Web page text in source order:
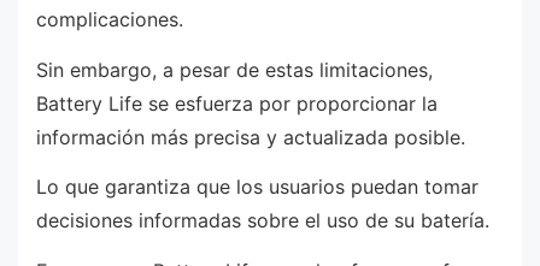
complicaciones.
Sin embargo, a pesar de estas limitaciones,
Battery Life se esfuerza por proporcionar la
información más precisa y actualizada posible.
Lo que garantiza que los usuarios puedan tomar
decisiones informadas sobre el uso de su batería.